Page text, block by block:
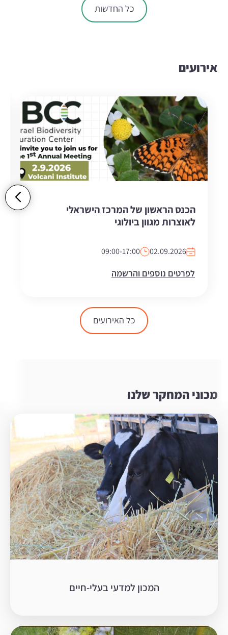
כל החדשות
אירועים
הכנס הראשון של המרכז הישראלי
לאוצרות מגוון ביולוגי
02.09.2026
09:00-17:00
לפרטים נוספים והרשמה
כל האירועים
מכוני המחקר שלנו
המכון למדעי בעלי-חיים